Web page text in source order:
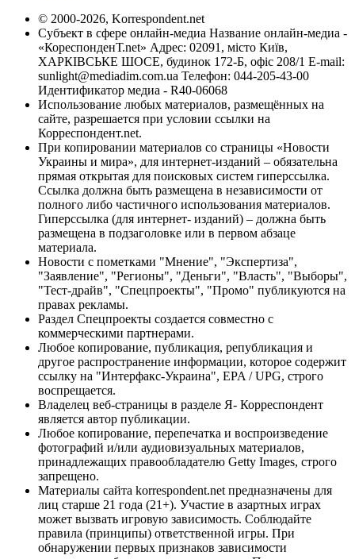
© 2000-2026, Korrespondent.net
Субъект в сфере онлайн-медиа Название онлайн-медиа -
«КореспонденТ.net» Адрес: 02091, місто Київ,
ХАРКІВСЬКЕ ШОСЕ, будинок 172-Б, офіс 208/1 E-mail:
sunlight@mediadim.com.ua Телефон: 044-205-43-00
Идентификатор медиа - R40-06068
Использование любых материалов, размещённых на
сайте, разрешается при условии ссылки на
Корреспондент.net.
При копировании материалов со страницы «Новости
Украины и мира», для интернет-изданий – обязательна
прямая открытая для поисковых систем гиперссылка.
Ссылка должна быть размещена в независимости от
полного либо частичного использования материалов.
Гиперссылка (для интернет- изданий) – должна быть
размещена в подзаголовке или в первом абзаце
материала.
Новости с пометками "Мнение", "Экспертиза",
"Заявление", "Регионы", "Деньги", "Власть", "Выборы",
"Тест-драйв", "Спецпроекты", "Промо" публикуются на
правах рекламы.
Раздел Спецпроекты создается совместно с
коммерческими партнерами.
Любое копирование, публикация, републикация и
другое распространение информации, которое содержит
ссылку на "Интерфакс-Украина", EPA / UPG, строго
воспрещается.
Владелец веб-страницы в разделе Я- Корреспондент
является автор публикации.
Любое копирование, перепечатка и воспроизведение
фотографий и/или аудиовизуальных материалов,
принадлежащих правообладателю Getty Images, строго
запрещено.
Материалы сайта korrespondent.net предназначены для
лиц старше 21 года (21+). Участие в азартных играх
может вызвать игровую зависимость. Соблюдайте
правила (принципы) ответственной игры. При
обнаружении первых признаков зависимости